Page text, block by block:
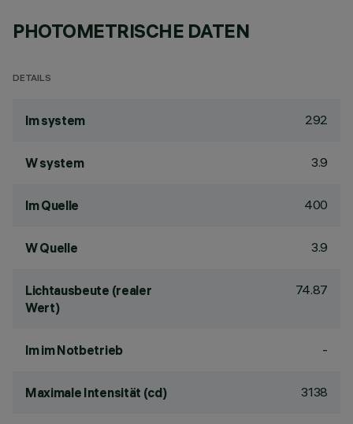
PHOTOMETRISCHE DATEN
DETAILS
lm system 292
W system 3.9
lm Quelle 400
W Quelle 3.9
Lichtausbeute (realer
Wert)
74.87
lm im Notbetrieb -
Maximale Intensität (cd) 3138